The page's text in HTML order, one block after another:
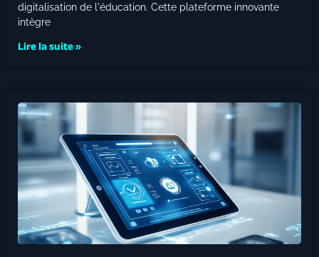
digitalisation de l'éducation. Cette plateforme innovante
intègre
Lire la suite »